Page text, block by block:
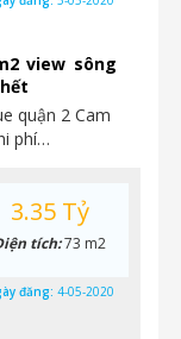
view sông
quận 2 Cam
phí…
3.35 Tỷ
tích:73 m2
đăng: 4-05-2020